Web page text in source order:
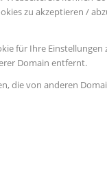
zu akzeptieren /
für Ihre Einstellungen
Domain entfernt.
die von anderen